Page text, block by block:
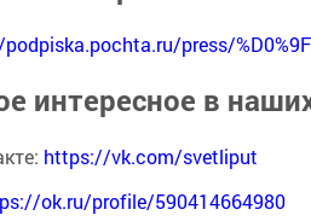
press/
интересное в
https://vk.com/svetliput
ok.ru/profile/590414664980